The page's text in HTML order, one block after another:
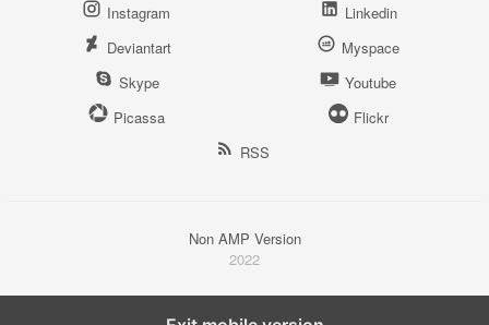
Instagram
Linkedin
Deviantart
Myspace
Skype
Youtube
Picassa
Flickr
RSS
Non AMP Version
2022